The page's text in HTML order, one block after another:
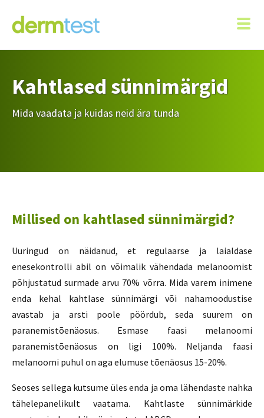
Kahtlased sünnimärgid
Mida vaadata ja kuidas neid ära tunda
Millised on kahtlased sünnimärgid?
Uuringud on näidanud, et regulaarse ja laialdase
enesekontrolli abil on võimalik vähendada melanoomist
põhjustatud surmade arvu 70% võrra. Mida varem inimene
enda kehal kahtlase sünnimärgi või nahamoodustise
avastab ja arsti poole pöördub, seda suurem on
paranemistõenäosus. Esmase faasi melanoomi
paranemistõenäosus on ligi 100%. Neljanda faasi
melanoomi puhul on aga elumuse tõenäosus 15-20%.
Seoses sellega kutsume üles enda ja oma lähendaste nahka
tähelepanelikult vaatama. Kahtlaste sünnimärkide